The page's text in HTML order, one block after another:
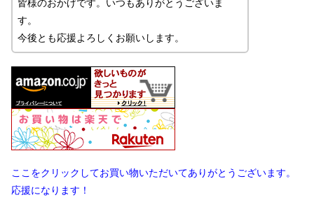
皆様のおかげです。いつもありがとうございま
す。
今後とも応援よろしくお願いします。
ここをクリックしてお買い物いただいてありがとうございます。
応援になります！